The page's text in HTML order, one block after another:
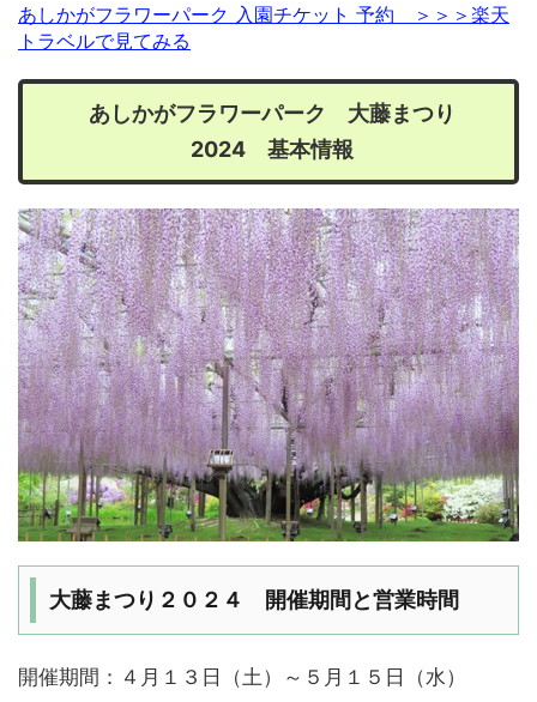
あしかがフラワーパーク 入園チケット 予約 ＞＞＞楽天
トラベルで見てみる
あしかがフラワーパーク 大藤まつり
2024 基本情報
大藤まつり２０２４ 開催期間と営業時間
開催期間：４月１３日（土）～５月１５日（水）